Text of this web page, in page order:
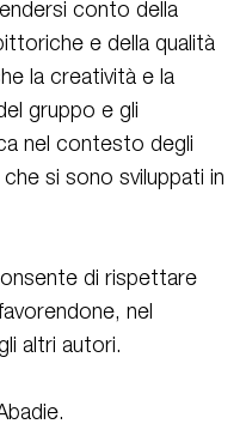
conto della
e della qualità
la creatività e la
gruppo e gli
nel contesto degli
si sono sviluppati in
di rispettare
nel
altri autori.